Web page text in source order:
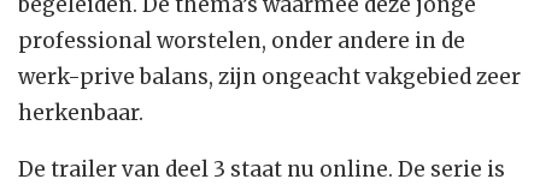
professional worstelen, onder andere in de
werk-prive balans, zijn ongeacht vakgebied zeer
herkenbaar.
De trailer van deel 3 staat nu online. De serie is